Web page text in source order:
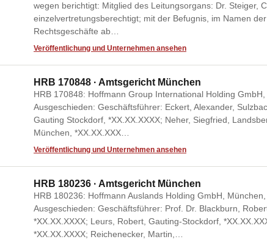
wegen berichtigt: Mitglied des Leitungsorgans: Dr. Steiger,
einzelvertretungsberechtigt; mit der Befugnis, im Namen
Rechtsgeschäfte ab…
Veröffentlichung und Unternehmen ansehen
HRB 170848 · Amtsgericht München
HRB 170848: Hoffmann Group International Holding
Ausgeschieden: Geschäftsführer: Eckert, Alexander,
Gauting Stockdorf, *XX.XX.XXXX; Neher, Siegfried,
München, *XX.XX.XXX…
Veröffentlichung und Unternehmen ansehen
HRB 180236 · Amtsgericht München
HRB 180236: Hoffmann Auslands Holding GmbH,
Ausgeschieden: Geschäftsführer: Prof. Dr. Blackburn,
*XX.XX.XXXX; Leurs, Robert, Gauting-Stockdorf,
*XX.XX.XXXX; Reichenecker, Martin,…